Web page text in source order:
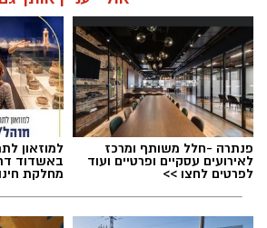
אלדה נתנאל / 18:18 05.08.26
פנתרה -חלל משותף ומרכז
לאירועים עסקיים ופרטיים ועוד
לפרטים לחצו >>
למוזאון
באשדוד
מחלקת